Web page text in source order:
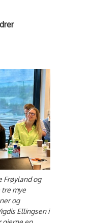
Frøyland og
tre mye
og
Ellingsen i